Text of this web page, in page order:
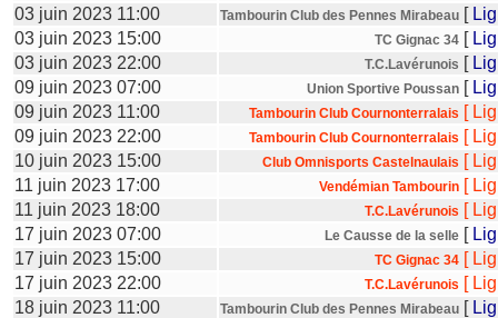
03 juin 2023 11:00
Tambourin Club des Pennes Mirabeau [
03 juin 2023 15:00
TC Gignac 34 [
03 juin 2023 22:00
T.C.Lavérunois [
09 juin 2023 07:00
Union Sportive Poussan [
09 juin 2023 11:00
Tambourin Club Cournonterralais [
09 juin 2023 22:00
Tambourin Club Cournonterralais [
10 juin 2023 15:00
Club Omnisports Castelnaulais [
11 juin 2023 17:00
Vendémian Tambourin [
11 juin 2023 18:00
T.C.Lavérunois [
17 juin 2023 07:00
Le Causse de la selle [
17 juin 2023 15:00
TC Gignac 34 [
17 juin 2023 22:00
T.C.Lavérunois [
18 juin 2023 11:00
Tambourin Club des Pennes Mirabeau [